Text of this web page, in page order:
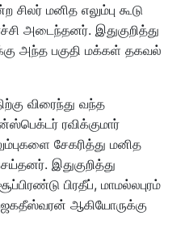
மனித எலும்பு கூடு
அடைந்தனர். இதுகுறித்து
அந்த பகுதி மக்கள் தகவல்
விரைந்து வந்த
ரவிக்குமார்
சேகரித்து மனித
இதுகுறித்து
பிரதீப், மாமல்லபுரம்
ஆகியோருக்கு